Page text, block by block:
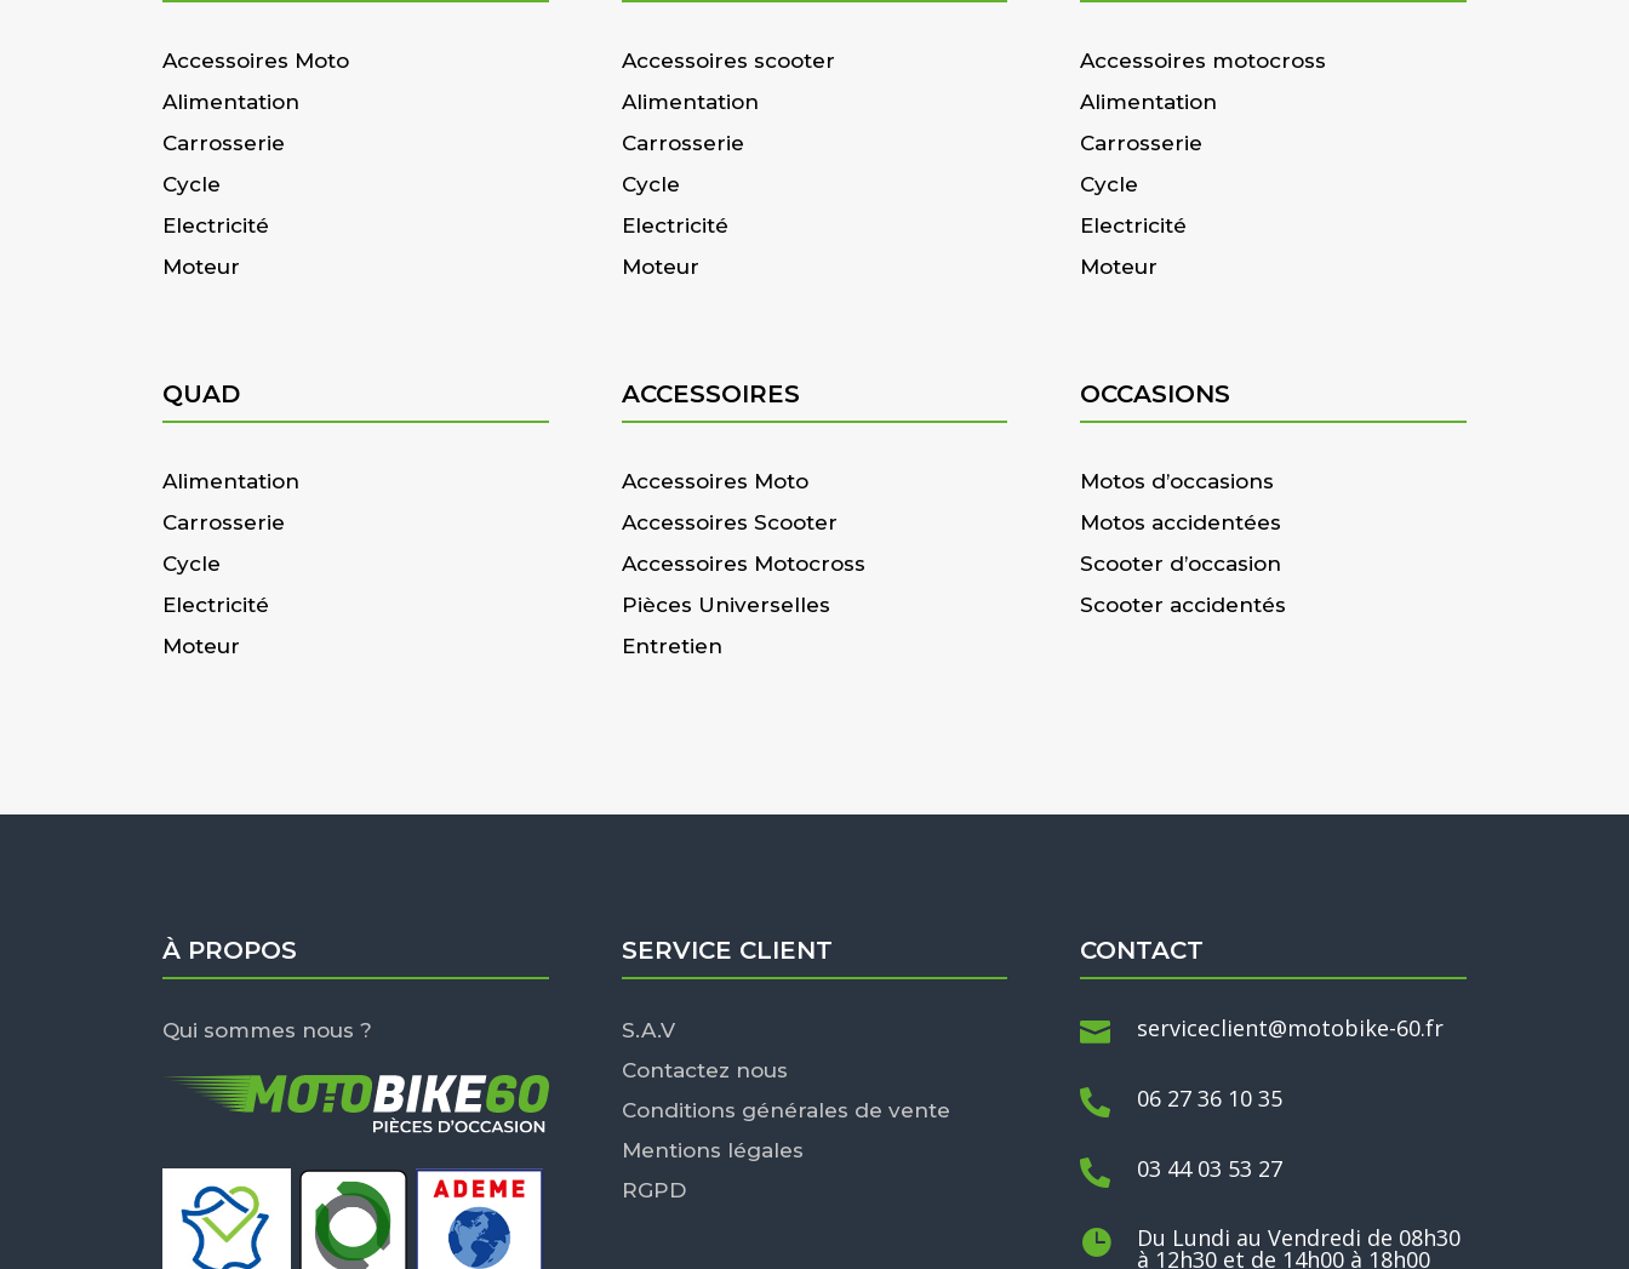
Accessoires Moto
Alimentation
Carrosserie
Cycle
Electricité
Moteur
Accessoires scooter
Alimentation
Carrosserie
Cycle
Electricité
Moteur
Accessoires motocross
Alimentation
Carrosserie
Cycle
Electricité
Moteur
QUAD
Alimentation
Carrosserie
Cycle
Electricité
Moteur
ACCESSOIRES
Accessoires Moto
Accessoires Scooter
Accessoires Motocross
Pièces Universelles
Entretien
OCCASIONS
Motos d’occasions
Motos accidentées
Scooter d’occasion
Scooter accidentés
À PROPOS
Qui sommes nous ?
SERVICE CLIENT
S.A.V
Contactez nous
Conditions générales de vente
Mentions légales
RGPD
CONTACT
 serviceclient@motobike-60.fr
 06 27 36 10 35
 03 44 03 53 27
 Du Lundi au Vendredi de 08h30
à 12h30 et de 14h00 à 18h00